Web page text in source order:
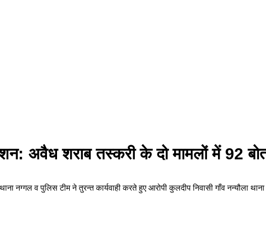
अवैध शराब तस्करी के दो मामलों में 92
नग्गल व पुलिस टीम ने तुरन्त कार्यवाही करते हुए आरोपी कुलदीप निवासी गाँव नन्यौला